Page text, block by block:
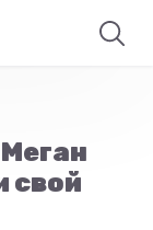
свой